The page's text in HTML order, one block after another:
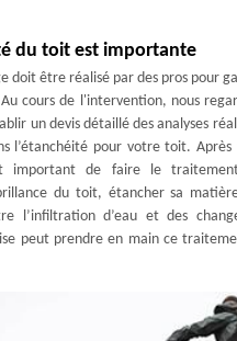
du toit est importante
doit être réalisé par des pros pour
cours de l'intervention, nous
un devis détaillé des analyses
l’étanchéité pour votre toit. Après
important de faire le traitement
du toit, étancher sa
l’infiltration d’eau et des
peut prendre en main ce